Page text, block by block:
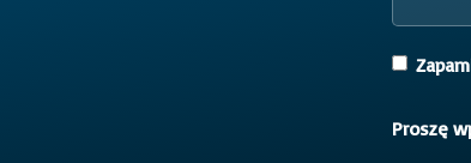
Proszę